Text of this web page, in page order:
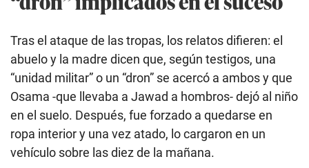
Tras el ataque de las tropas, los relatos difieren: el
abuelo y la madre dicen que, según testigos, una
“unidad militar” o un “dron” se acercó a ambos y que
Osama -que llevaba a Jawad a hombros- dejó al niño
en el suelo. Después, fue forzado a quedarse en
ropa interior y una vez atado, lo cargaron en un
vehículo sobre las diez de la mañana.